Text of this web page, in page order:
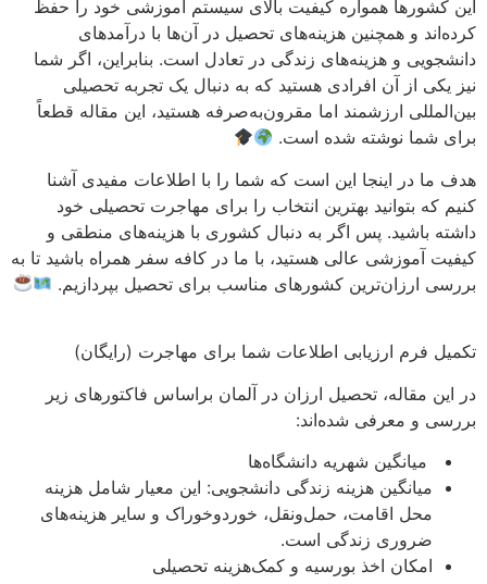
این کشورها همواره کیفیت بالای سیستم آموزشی خود را حفظ
کرده‌اند و همچنین هزینه‌های تحصیل در آن‌ها با درآمدهای
دانشجویی و هزینه‌های زندگی در تعادل است. بنابراین، اگر شما
نیز یکی از آن‌ افرادی هستید که به دنبال یک تجربه تحصیلی
بین‌المللی ارزشمند اما مقرون‌به‌صرفه هستید، این مقاله قطعاً
برای شما نوشته شده است.
هدف ما در اینجا این است که شما را با اطلاعات مفیدی آشنا
کنیم که بتوانید بهترین انتخاب را برای مهاجرت تحصیلی خود
داشته باشید. پس اگر به دنبال کشوری با هزینه‌های منطقی و
کیفیت آموزشی عالی هستید، با ما در کافه سفر همراه باشید تا به
بررسی ارزان‌ترین کشورهای مناسب برای تحصیل بپردازیم.
تکمیل فرم ارزیابی اطلاعات شما برای مهاجرت (رایگان)
در این مقاله، تحصیل ارزان در آلمان بر‌اساس فاکتورهای زیر
بررسی و معرفی شده‌اند:
میانگین شهریه دانشگاه‌ها
میانگین هزینه زندگی دانشجویی: این معیار شامل هزینه
محل اقامت، حمل‌و‌نقل، خورد‌و‌خوراک و سایر هزینه‌های
ضروری زندگی است.
امکان اخذ بورسیه و کمک‌هزینه تحصیلی